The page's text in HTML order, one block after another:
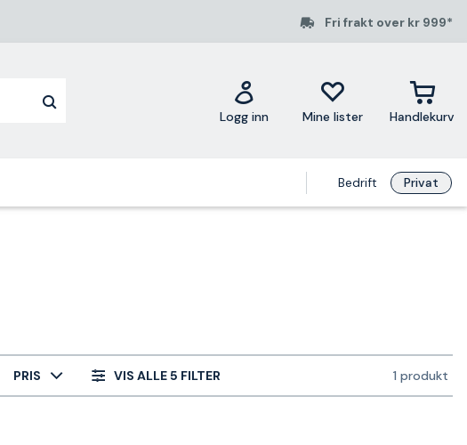
Fri frakt over kr 999*
Logg inn Mine lister Handlekurv
Bedrift Privat
PRIS VIS ALLE 5 FILTER 1 produkt